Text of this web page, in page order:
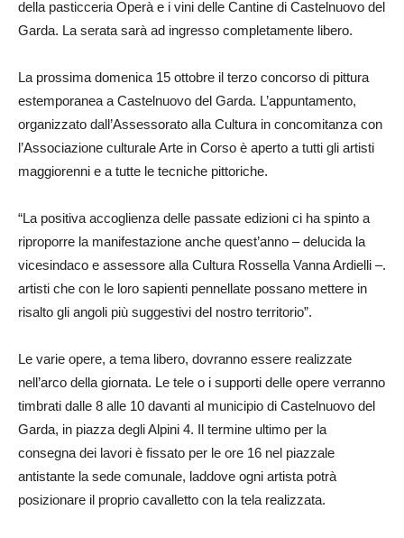
della pasticceria Operà e i vini delle Cantine di Castelnuovo del
Garda. La serata sarà ad ingresso completamente libero.
La prossima domenica 15 ottobre il terzo concorso di pittura
estemporanea a Castelnuovo del Garda. L’appuntamento,
organizzato dall’Assessorato alla Cultura in concomitanza con
l’Associazione culturale Arte in Corso è aperto a tutti gli artisti
maggiorenni e a tutte le tecniche pittoriche.
“La positiva accoglienza delle passate edizioni ci ha spinto a
riproporre la manifestazione anche quest’anno – delucida la
vicesindaco e assessore alla Cultura Rossella Vanna Ardielli –.
artisti che con le loro sapienti pennellate possano mettere in
risalto gli angoli più suggestivi del nostro territorio”.
Le varie opere, a tema libero, dovranno essere realizzate
nell’arco della giornata. Le tele o i supporti delle opere verranno
timbrati dalle 8 alle 10 davanti al municipio di Castelnuovo del
Garda, in piazza degli Alpini 4. Il termine ultimo per la
consegna dei lavori è fissato per le ore 16 nel piazzale
antistante la sede comunale, laddove ogni artista potrà
posizionare il proprio cavalletto con la tela realizzata.